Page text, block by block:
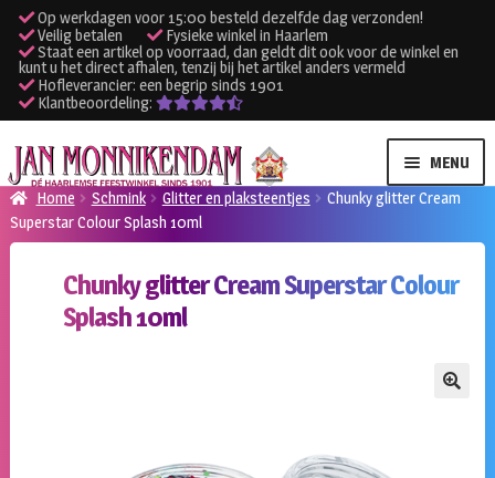
Op werkdagen voor 15:00 besteld dezelfde dag verzonden!
Veilig betalen
Fysieke winkel in Haarlem
Staat een artikel op voorraad, dan geldt dit ook voor de winkel en
kunt u het direct afhalen, tenzij bij het artikel anders vermeld
Hofleverancier: een begrip sinds 1901
Klantbeoordeling:
Ga
door
naar
navigatie
Ga
naar
de
inhoud
MENU
Verhuur kleding
Verhuur apparatuur
Home Schmink Glitter en plaksteentjes
Chunky glitter Cream
Superstar Colour Splash 10ml
Chunky glitter Cream Superstar Colour
Splash 10ml